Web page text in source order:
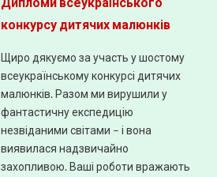
конкурсу дитячих малюнків
Щиро дякуємо за участь у шостому
всеукраїнському конкурсі дитячих
малюнків. Разом ми вирушили у
фантастичну експедицію
незвіданими світами – і вона
виявилася надзвичайно
захопливою. Ваші роботи вражають